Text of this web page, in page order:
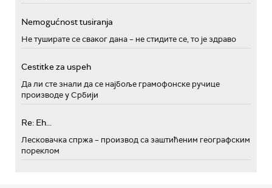
Nemogućnost tusiranja
Не туширате се сваког дана – не стидите се, то је здраво
Cestitke za uspeh
Да ли сте знали да се најбоље грамофонске ручице
производе у Србији
Re: Eh...
Лесковачка спржа – производ са заштићеним географским
пореклом